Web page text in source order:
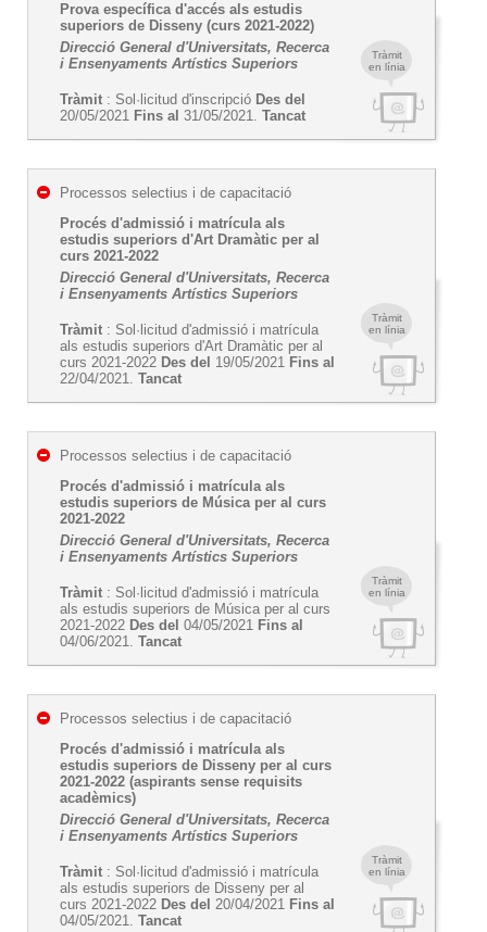
Tràmit
en línia
Prova específica d'accés als estudis
superiors de Disseny (curs 2021-2022)
Direcció General d'Universitats, Recerca
i Ensenyaments Artístics Superiors
Tràmit : Sol·licitud d'inscripció Des del
20/05/2021 Fins al 31/05/2021. Tancat
Tràmit
en línia
Processos selectius i de capacitació
Procés d'admissió i matrícula als
estudis superiors d'Art Dramàtic per al
curs 2021-2022
Direcció General d'Universitats, Recerca
i Ensenyaments Artístics Superiors
Tràmit : Sol·licitud d'admissió i matrícula
als estudis superiors d'Art Dramàtic per al
curs 2021-2022 Des del 19/05/2021 Fins al
22/04/2021. Tancat
Tràmit
en línia
Processos selectius i de capacitació
Procés d'admissió i matrícula als
estudis superiors de Música per al curs
2021-2022
Direcció General d'Universitats, Recerca
i Ensenyaments Artístics Superiors
Tràmit : Sol·licitud d'admissió i matrícula
als estudis superiors de Música per al curs
2021-2022 Des del 04/05/2021 Fins al
04/06/2021. Tancat
Tràmit
en línia
Processos selectius i de capacitació
Procés d'admissió i matrícula als
estudis superiors de Disseny per al curs
2021-2022 (aspirants sense requisits
acadèmics)
Direcció General d'Universitats, Recerca
i Ensenyaments Artístics Superiors
Tràmit : Sol·licitud d'admissió i matrícula
als estudis superiors de Disseny per al
curs 2021-2022 Des del 20/04/2021 Fins al
04/05/2021. Tancat